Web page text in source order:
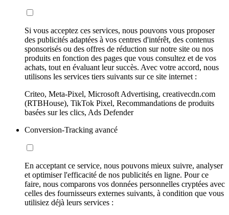
Si vous acceptez ces services, nous pouvons vous proposer
des publicités adaptées à vos centres d'intérêt, des contenus
sponsorisés ou des offres de réduction sur notre site ou nos
produits en fonction des pages que vous consultez et de vos
achats, tout en évaluant leur succès. Avec votre accord, nous
utilisons les services tiers suivants sur ce site internet :
Criteo, Meta-Pixel, Microsoft Advertising, creativecdn.com
(RTBHouse), TikTok Pixel, Recommandations de produits
basées sur les clics, Ads Defender
Conversion-Tracking avancé
En acceptant ce service, nous pouvons mieux suivre, analyser
et optimiser l'efficacité de nos publicités en ligne. Pour ce
faire, nous comparons vos données personnelles cryptées avec
celles des fournisseurs externes suivants, à condition que vous
utilisiez déjà leurs services :